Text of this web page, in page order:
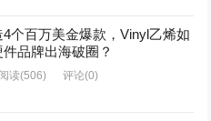
个百万美金爆款，Vinyl乙烯如
品牌出海破圈？
阅读(506) 评论(0)